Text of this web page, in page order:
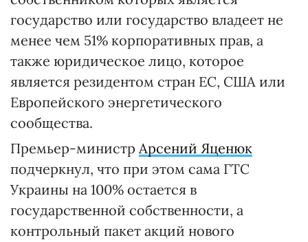
государство или государство владеет не
менее чем 51% корпоративных прав, а
также юридическое лицо, которое
является резидентом стран ЕС, США или
Европейского энергетического
сообщества.
Премьер-министр Арсений Яценюк
подчеркнул, что при этом сама ГТС
Украины на 100% остается в
государственной собственности, а
контрольный пакет акций нового